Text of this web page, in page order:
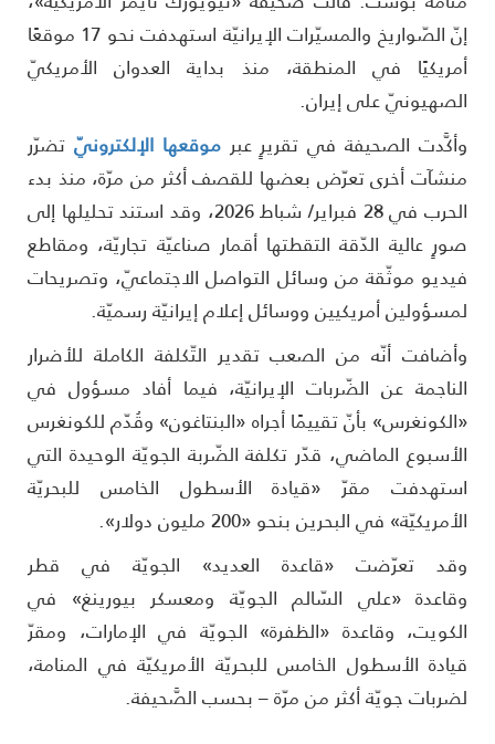
إنّ الصّواريخ والمسيّرات الإيرانيّة استهدفت نحو 17 موقعًا
في المنطقة، منذ بداية العدوان الأمريكيّ
على إيران.
الصحيفة في تقريرٍ عبر موقعها الإلكترونيّتضرّر
أخرى تعرّض بعضها للقصف أكثر من مرّة، منذ بدء
الحرب في 28 فبراير/ شباط 2026، وقد استند تحليلها إلى
عالية الدّقة التقطتها أقمار صناعيّة تجاريّة، ومقاطع
موثّقة من وسائل التواصل الاجتماعيّ، وتصريحات
أمريكيين ووسائل إعلام إيرانيّة رسميّة.
أنّه من الصعب تقدير التّكلفة الكاملة للأضرار
عن الضّربات الإيرانيّة، فيما أفاد مسؤول في
بأنّ تقييمًا أجراه «البنتاغون» وقُدّم للكونغرس
الماضي، قدّر تكلفة الضّربة الجويّة الوحيدة التي
مقرّ «قيادة الأسطول الخامس للبحريّة
في البحرين بنحو «200 مليون دولار».
تعرّضت «قاعدة العديد» الجويّة في قطر
«علي السّالم الجويّة ومعسكر بيورينغ» في
وقاعدة «الظفرة» الجويّة في الإمارات، ومقرّ
الأسطول الخامس للبحريّة الأمريكيّة في المنامة،
جويّة أكثر من مرّة – بحسب الصَّحيفة.